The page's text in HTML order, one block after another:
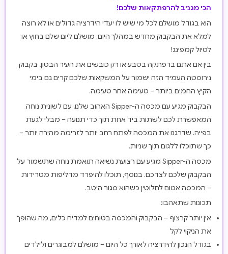
הכי מגניב להרפתקאות שלכם!
הוא בגודל מושלם לכל מי שיש לו יעדי הידרציה גדולים או לא רוצה
למלא את הבקבוק מחדש במהלך היום. מושלם ליום שלם בחוץ או
לטיול קמפינג!
בין אם אתם ברפתקה בטבע או רק כובשים את העיר הבטון, בקבוק
נירוסטה העמיד הזה ישמור על המשקאות שלכם קרים גם בימי
הקיץ החמים ביותר – טעימה אחר טעימה.
הבקבוק מגיע עם מכסה ה-Sipper האהוב שלנו, עם לשונית נוחה
המאפשרת לכם לשתות ביד אחת תוך כדי תנועה – מבלי לגעת
בפייה. שדרגנו את המכסה לפתח רחב יותר לזרימה מהירה יותר –
כך שתוכלו ללגום תוך שניות.
מכסה ה-Sipper מגיע עם רצועת נשיאה תואמת נוחה שתשמור על
הבקבוק שלכם לצדכם. בנוסף, תוכלו להיפרד מדליפות מטרידות
– המכסה אטום לחלוטין כשהוא סגור היטב.
תכונות שתאהבו:
אין יותר קרצוף – הבקבוק והמכסה בטוחים למדיח כלים, מה שהופך
את הניקוי לקל
בגודל הנכון להידרציה לאורך כל היום – מושלם למבוגרים ולילדים